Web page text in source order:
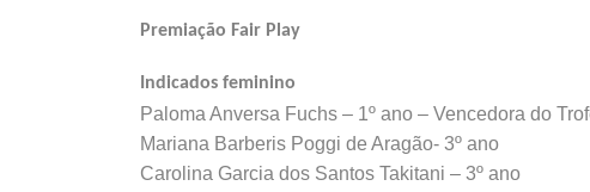
Premiação Fair Play
Indicados feminino
Paloma Anversa Fuchs – 1º ano – Vencedora do
Mariana Barberis Poggi de Aragão- 3º ano
Carolina Garcia dos Santos Takitani – 3º ano